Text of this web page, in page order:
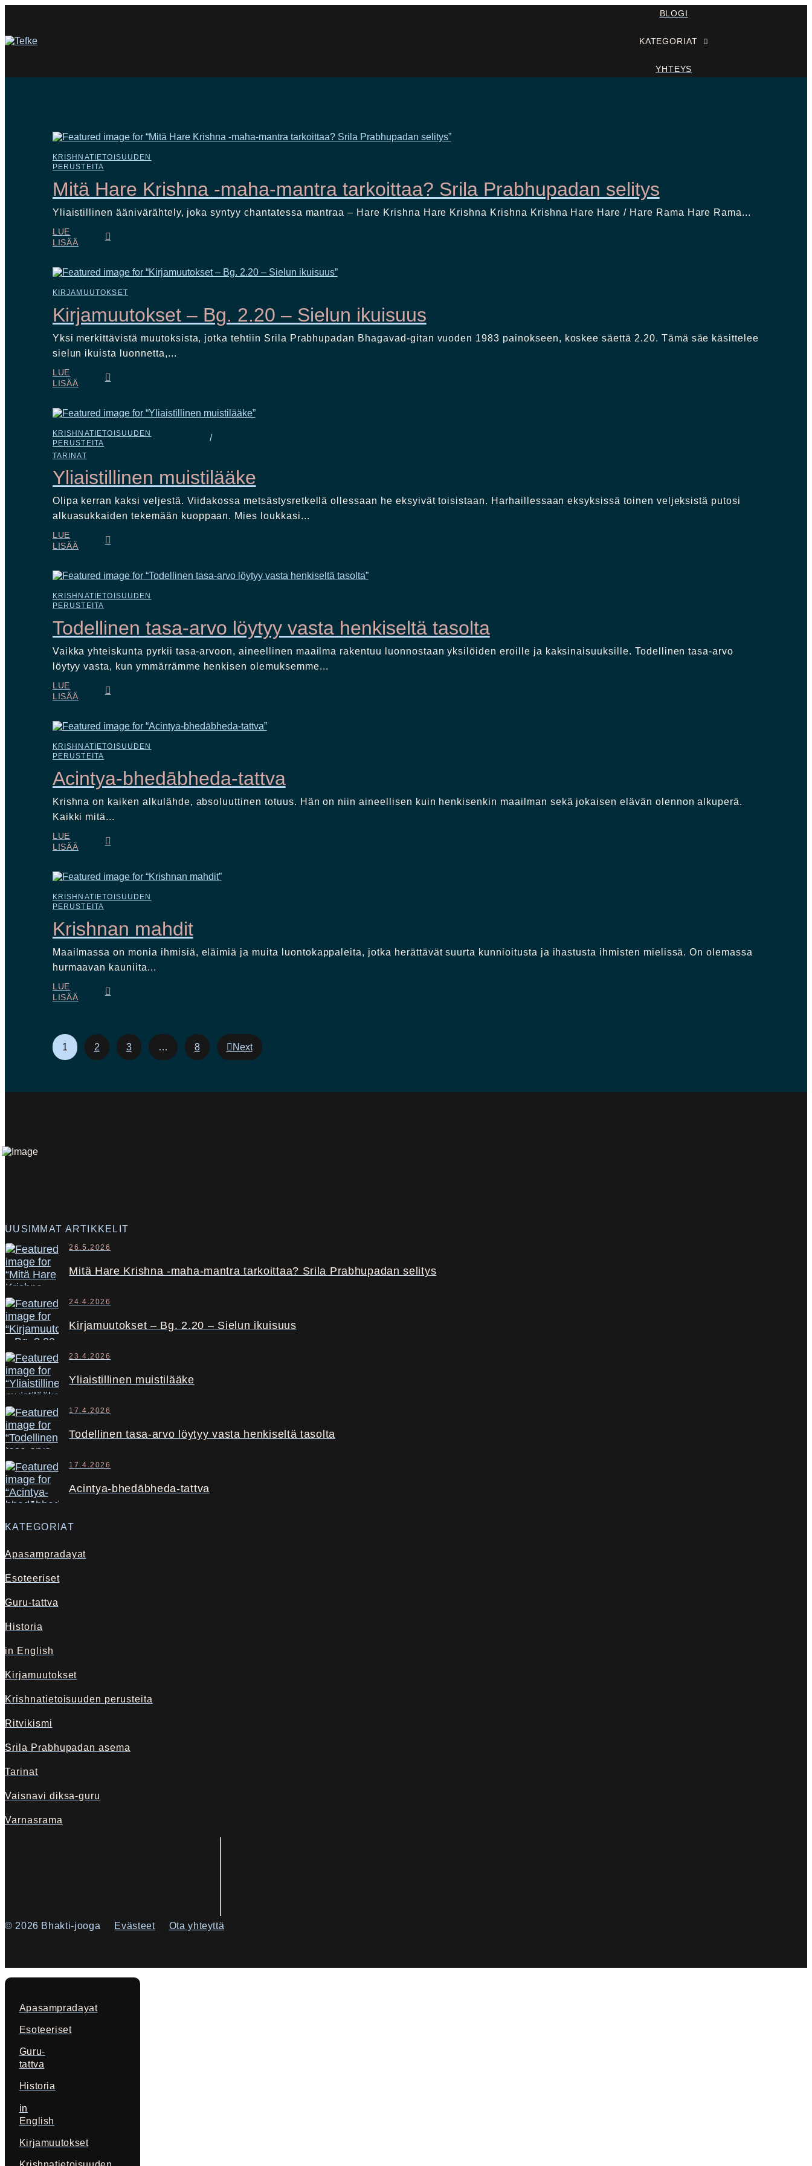
BLOGI
KATEGORIAT
YHTEYS
KRISHNATIETOISUUDEN
PERUSTEITA
Mitä Hare Krishna -maha-mantra tarkoittaa? Srila Prabhupadan selitys
Yliaistillinen äänivärähtely, joka syntyy chantatessa mantraa – Hare Krishna Hare Krishna Krishna Krishna Hare Hare / Hare Rama Hare Rama...
LUE
LISÄÄ
KIRJAMUUTOKSET
Kirjamuutokset – Bg. 2.20 – Sielun ikuisuus
Yksi merkittävistä muutoksista, jotka tehtiin Srila Prabhupadan Bhagavad-gitan vuoden 1983 painokseen, koskee säettä 2.20. Tämä säe käsittelee
sielun ikuista luonnetta,...
LUE
LISÄÄ
KRISHNATIETOISUUDEN
PERUSTEITA
/
TARINAT
Yliaistillinen muistilääke
Olipa kerran kaksi veljestä. Viidakossa metsästysretkellä ollessaan he eksyivät toisistaan. Harhaillessaan eksyksissä toinen veljeksistä putosi
alkuasukkaiden tekemään kuoppaan. Mies loukkasi...
LUE
LISÄÄ
KRISHNATIETOISUUDEN
PERUSTEITA
Todellinen tasa-arvo löytyy vasta henkiseltä tasolta
Vaikka yhteiskunta pyrkii tasa-arvoon, aineellinen maailma rakentuu luonnostaan yksilöiden eroille ja kaksinaisuuksille. Todellinen tasa-arvo
löytyy vasta, kun ymmärrämme henkisen olemuksemme...
LUE
LISÄÄ
KRISHNATIETOISUUDEN
PERUSTEITA
Acintya-bhedābheda-tattva
Krishna on kaiken alkulähde, absoluuttinen totuus. Hän on niin aineellisen kuin henkisenkin maailman sekä jokaisen elävän olennon alkuperä.
Kaikki mitä...
LUE
LISÄÄ
KRISHNATIETOISUUDEN
PERUSTEITA
Krishnan mahdit
Maailmassa on monia ihmisiä, eläimiä ja muita luontokappaleita, jotka herättävät suurta kunnioitusta ja ihastusta ihmisten mielissä. On olemassa
hurmaavan kauniita...
LUE
LISÄÄ
1 2 3 … 8 Next
UUSIMMAT ARTIKKELIT
26.5.2026
Mitä Hare Krishna -maha-mantra tarkoittaa? Srila Prabhupadan selitys
24.4.2026
Kirjamuutokset – Bg. 2.20 – Sielun ikuisuus
23.4.2026
Yliaistillinen muistilääke
17.4.2026
Todellinen tasa-arvo löytyy vasta henkiseltä tasolta
17.4.2026
Acintya-bhedābheda-tattva
KATEGORIAT
Apasampradayat
Esoteeriset
Guru-tattva
Historia
in English
Kirjamuutokset
Krishnatietoisuuden perusteita
Ritvikismi
Srila Prabhupadan asema
Tarinat
Vaisnavi diksa-guru
Varnasrama
© 2026 Bhakti-jooga Evästeet Ota yhteyttä
Apasampradayat
Esoteeriset
Guru-
tattva
Historia
in
English
Kirjamuutokset